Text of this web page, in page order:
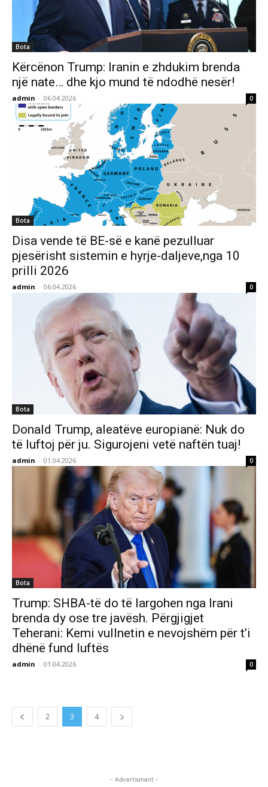
Bota
Kërcënon Trump: Iranin e zhdukim brenda
një nate… dhe kjo mund të ndodhë nesër!
admin - 06.04.2026 0
Bota
Disa vende të BE-së e kanë pezulluar
pjesërisht sistemin e hyrje-daljeve,nga 10
prilli 2026
admin - 06.04.2026 0
Bota
Donald Trump, aleatëve europianë: Nuk do
të luftoj për ju. Sigurojeni vetë naftën tuaj!
admin - 01.04.2026 0
Bota
Trump: SHBA-të do të largohen nga Irani
brenda dy ose tre javësh. Përgjigjet
Teherani: Kemi vullnetin e nevojshëm për t’i
dhënë fund luftës
admin - 01.04.2026 0
2 3 4
- Advertisment -